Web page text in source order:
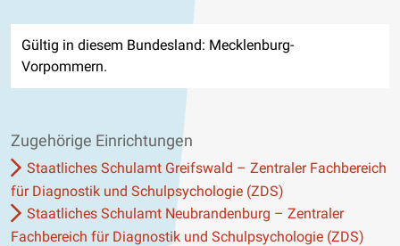
Gültig in diesem Bundesland: Mecklenburg-
Vorpommern.
Zugehörige Einrichtungen
Staatliches Schulamt Greifswald – Zentraler Fachbereich
für Diagnostik und Schulpsychologie (ZDS)
Staatliches Schulamt Neubrandenburg – Zentraler
Fachbereich für Diagnostik und Schulpsychologie (ZDS)